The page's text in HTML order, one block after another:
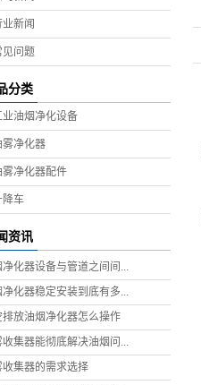
业新闻
见问题
分类
业油烟净化设备
雾净化器
雾净化器配件
降车
资讯
净化器设备与管道之间间...
净化器稳定安装到底有多...
排放油烟净化器怎么操作
收集器能彻底解决油烟问...
收集器的需求选择